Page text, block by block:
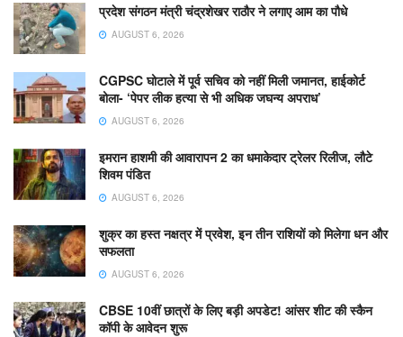
प्रदेश संगठन मंत्री चंद्रशेखर राठौर ने लगाए आम का पौधे
AUGUST 6, 2026
CGPSC घोटाले में पूर्व सचिव को नहीं मिली जमानत, हाईकोर्ट
बोला- ‘पेपर लीक हत्या से भी अधिक जघन्य अपराध’
AUGUST 6, 2026
इमरान हाशमी की आवारापन 2 का धमाकेदार ट्रेलर रिलीज, लौटे
शिवम पंडित
AUGUST 6, 2026
शुक्र का हस्त नक्षत्र में प्रवेश, इन तीन राशियों को मिलेगा धन और
सफलता
AUGUST 6, 2026
CBSE 10वीं छात्रों के लिए बड़ी अपडेट! आंसर शीट की स्कैन
कॉपी के आवेदन शुरू